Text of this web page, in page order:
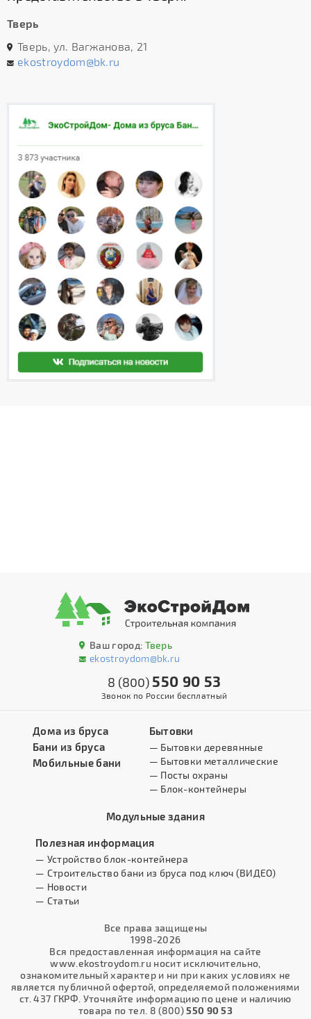
Тверь
Тверь, ул. Вагжанова, 21
ekostroydom@bk.ru
Ваш город: Тверь
ekostroydom@bk.ru
8 (800) 550 90 53
Звонок по России бесплатный
Дома из бруса
Бани из бруса
Мобильные бани
Бытовки
— Бытовки деревянные
— Бытовки металлические
— Посты охраны
— Блок-контейнеры
Модульные здания
Полезная информация
— Устройство блок-контейнера
— Строительство бани из бруса под ключ (ВИДЕО)
— Новости
— Статьи
Все права защищены
1998-2026
Вся предоставленная информация на сайте
www.ekostroydom.ru носит исключительно,
ознакомительный характер и ни при каких условиях не
является публичной офертой, определяемой положениями
ст. 437 ГКРФ. Уточняйте информацию по цене и наличию
товара по тел. 8 (800)550 90 53